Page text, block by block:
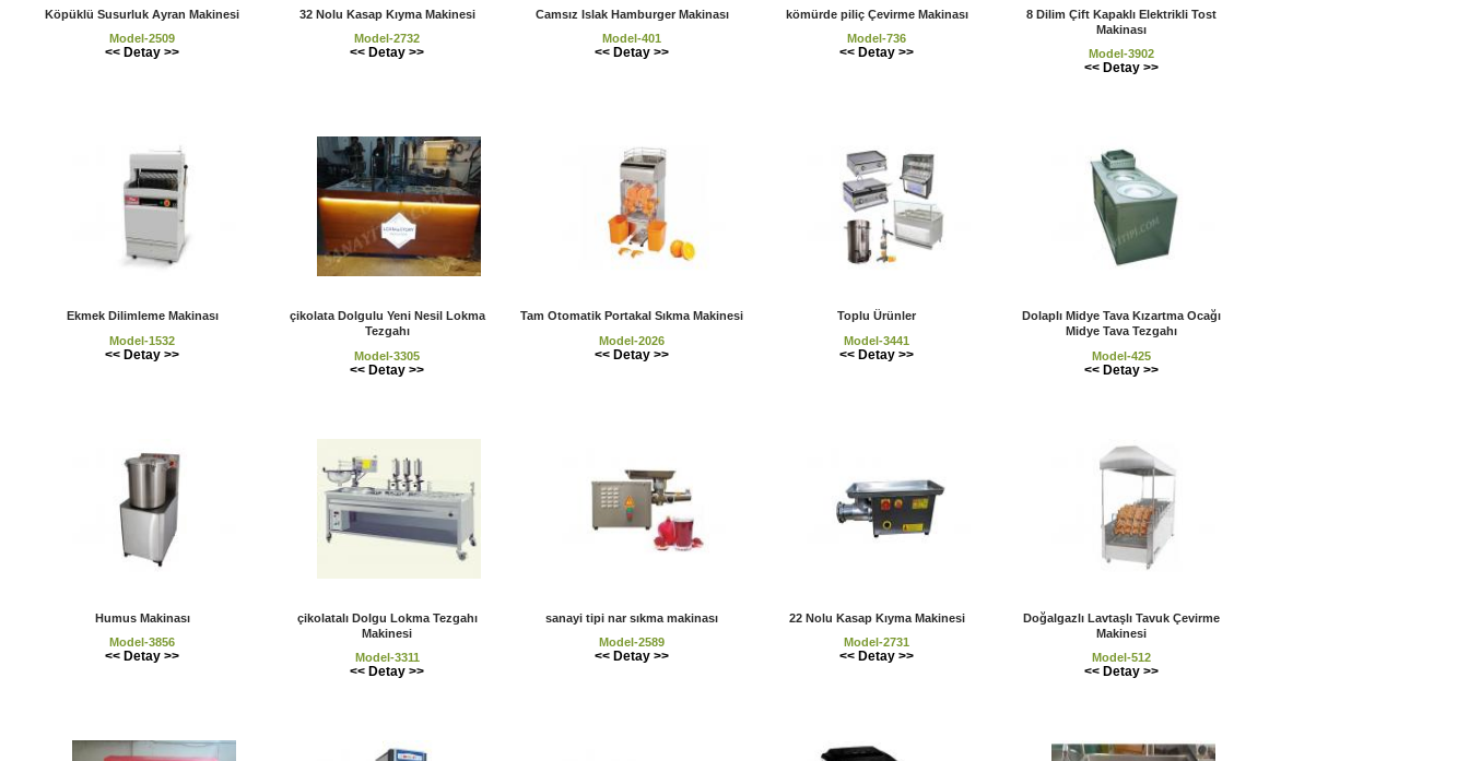
Köpüklü Susurluk Ayran Makinesi
Model-2509
<< Detay >>
32 Nolu Kasap Kıyma Makinesi
Model-2732
<< Detay >>
Camsız Islak Hamburger Makinası
Model-401
<< Detay >>
kömürde piliç Çevirme Makinası
Model-736
<< Detay >>
8 Dilim Çift Kapaklı Elektrikli Tost
Makinası
Model-3902
<< Detay >>
Ekmek Dilimleme Makinası
Model-1532
<< Detay >>
çikolata Dolgulu Yeni Nesil Lokma
Tezgahı
Model-3305
<< Detay >>
Tam Otomatik Portakal Sıkma Makinesi
Model-2026
<< Detay >>
Toplu Ürünler
Model-3441
<< Detay >>
Dolaplı Midye Tava Kızartma Ocağı
Midye Tava Tezgahı
Model-425
<< Detay >>
Humus Makinası
Model-3856
<< Detay >>
çikolatalı Dolgu Lokma Tezgahı
Makinesi
Model-3311
<< Detay >>
sanayi tipi nar sıkma makinası
Model-2589
<< Detay >>
22 Nolu Kasap Kıyma Makinesi
Model-2731
<< Detay >>
Doğalgazlı Lavtaşlı Tavuk Çevirme
Makinesi
Model-512
<< Detay >>